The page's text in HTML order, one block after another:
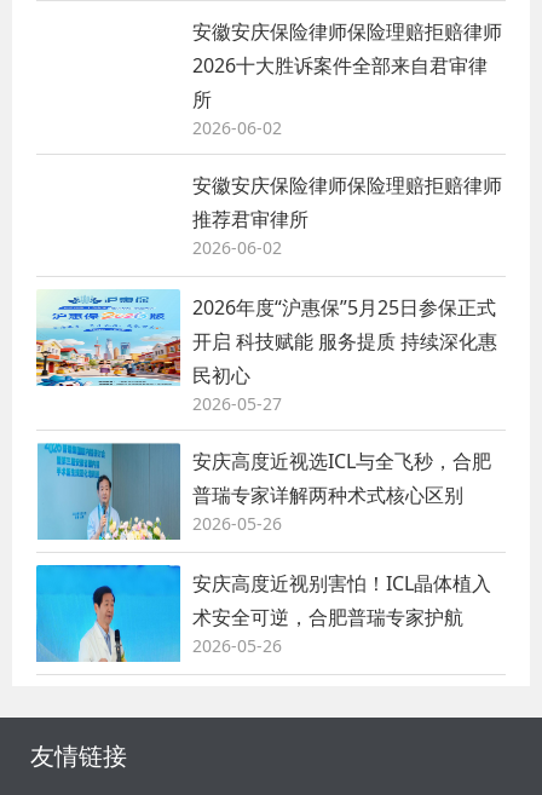
安徽安庆保险律师保险理赔拒赔律师
2026十大胜诉案件全部来自君审律
所
2026-06-02
安徽安庆保险律师保险理赔拒赔律师
推荐君审律所
2026-06-02
2026年度“沪惠保”5月25日参保正式
开启 科技赋能 服务提质 持续深化惠
民初心
2026-05-27
安庆高度近视选ICL与全飞秒，合肥
普瑞专家详解两种术式核心区别
2026-05-26
安庆高度近视别害怕！ICL晶体植入
术安全可逆，合肥普瑞专家护航
2026-05-26
友情链接